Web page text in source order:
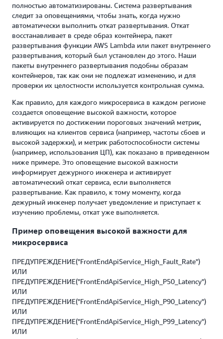
полностью автоматизированы. Система развертывания
следит за оповещениями, чтобы знать, когда нужно
автоматически выполнить откат развертывания. Откат
восстанавливает в среде образ контейнера, пакет
развертывания функции AWS Lambda или пакет внутреннего
развертывания, который был установлен до этого. Наши
пакеты внутреннего развертывания подобны образам
контейнеров, так как они не подлежат изменению, и для
проверки их целостности используется контрольная сумма.
Как правило, для каждого микросервиса в каждом регионе
создается оповещение высокой важности, которое
активируется по достижении пороговых значений метрик,
влияющих на клиентов сервиса (например, частоты сбоев и
высокой задержки), и метрик работоспособности системы
(например, использования ЦП), как показано в приведенном
ниже примере. Это оповещение высокой важности
информирует дежурного инженера и активирует
автоматический откат сервиса, если выполняется
развертывание. Как правило, к тому моменту, когда
дежурный инженер получает уведомление и приступает к
изучению проблемы, откат уже выполняется.
Пример оповещения высокой важности для
микросервиса
ПРЕДУПРЕЖДЕНИЕ("FrontEndApiService_High_Fault_Rate")
ИЛИ
ПРЕДУПРЕЖДЕНИЕ("FrontEndApiService_High_P50_Latency")
ИЛИ
ПРЕДУПРЕЖДЕНИЕ("FrontEndApiService_High_P90_Latency")
ИЛИ
ПРЕДУПРЕЖДЕНИЕ("FrontEndApiService_High_P99_Latency")
ИЛИ